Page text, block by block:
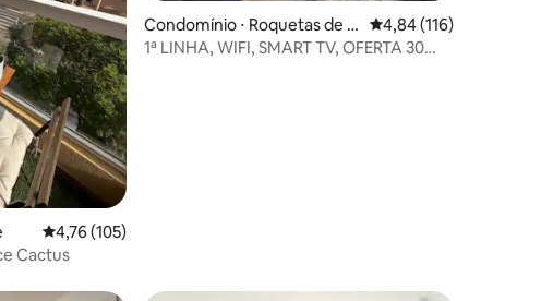
4,76 de uma avaliação média de 5, 105 avaliações
4,76 (105)
Cactus
Condomínio ⋅ Roquetas de M
ar
4,84 de uma avaliação
4,84 (116)
1ª LINHA, WIFI, SMART TV, OFERTA 30